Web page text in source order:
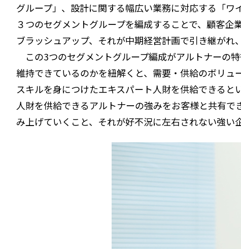
グループ」、設計に関する幅広い業務に対応する「ワ
３つのセグメントグループを編成することで、顧客
ブラッシュアップ、それが中期経営計画で引き継がれ
この3つのセグメントグループ編成がアルトナーの
維持できているのかを紐解くと、需要・供給のボリ
スキルを身につけたエキスパート人財を供給できる
人財を供給できるアルトナーの強みをお客様と共有
み上げていくこと、それが好不況に左右されない強い